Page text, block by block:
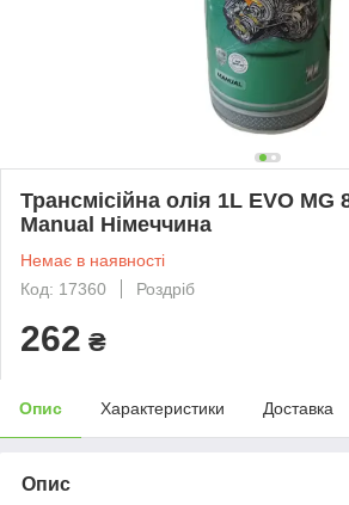
Трансмісійна олія 1L EVO MG
Manual Німеччина
Немає в наявності
Код: 17360
Роздріб
262 ₴
Опис Характеристики Доставка
Опис